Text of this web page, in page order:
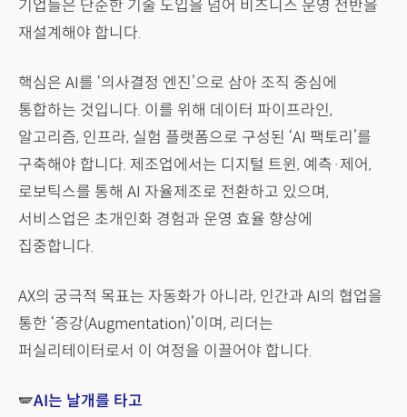
기업들은 단순한 기술 도입을 넘어 비즈니스 운영 전반을
재설계해야 합니다.
핵심은 AI를 ‘의사결정 엔진’으로 삼아 조직 중심에
통합하는 것입니다. 이를 위해 데이터 파이프라인,
알고리즘, 인프라, 실험 플랫폼으로 구성된 ‘AI 팩토리’를
구축해야 합니다. 제조업에서는 디지털 트윈, 예측·제어,
로보틱스를 통해 AI 자율제조로 전환하고 있으며,
서비스업은 초개인화 경험과 운영 효율 향상에
집중합니다.
AX의 궁극적 목표는 자동화가 아니라, 인간과 AI의 협업을
통한 ‘증강(Augmentation)’이며, 리더는
퍼실리테이터로서 이 여정을 이끌어야 합니다.
🪽AI는 날개를 타고